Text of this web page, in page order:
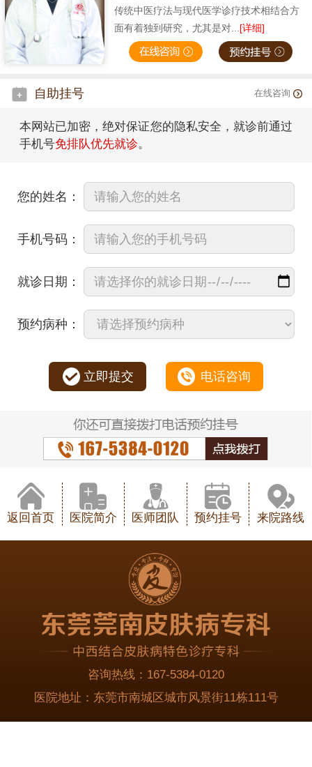
传统中医疗法与现代医学诊疗技术相结合方
面有着独到研究，尤其是对...[详细]
自助挂号 在线咨询
本网站已加密，绝对保证您的隐私安全，就诊前通过
手机号免排队优先就诊。
您的姓名：
手机号码：
就诊日期：
预约病种：
立即提交 电话咨询
返回首页 医院简介 医师团队 预约挂号 来院路线
咨询热线： 167-5384-0120
医院地址： 东莞市南城区城市风景街11栋111号